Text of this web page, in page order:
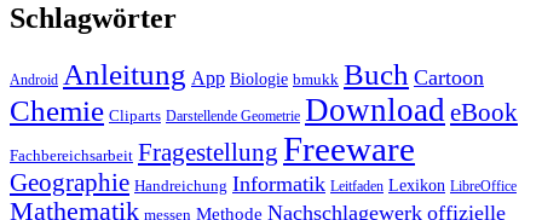
Schlagwörter
Android Anleitung App Biologie bmukk Buch Cartoon
Chemie Cliparts Darstellende Geometrie DownloadeBook
Fachbereichsarbeit Fragestellung Freeware
Geographie Handreichung Informatik Leitfaden Lexikon LibreOffice
Mathematik messen Methode Nachschlagewerk offizielle